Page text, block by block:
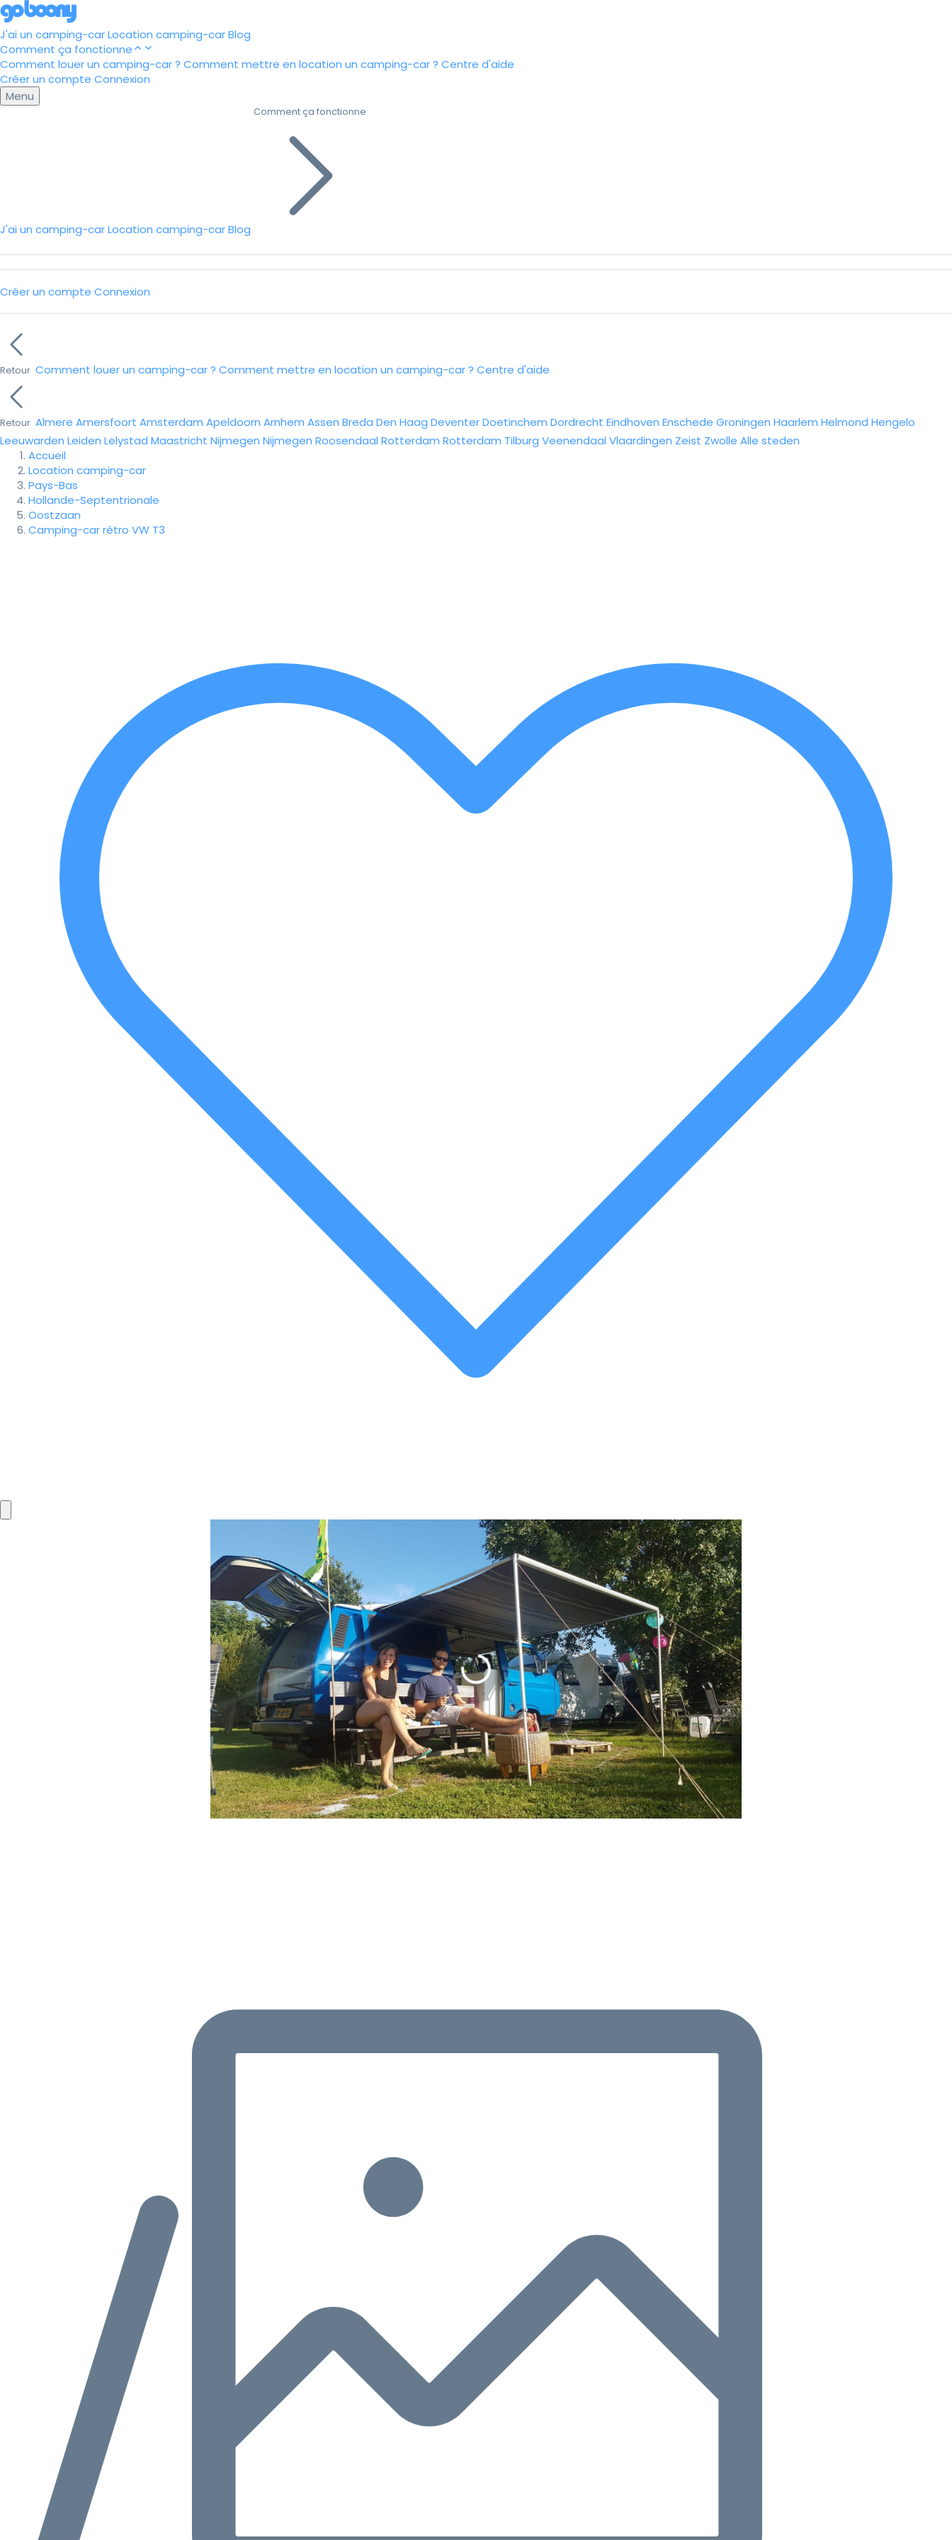
J'ai un camping-carLocation camping-carBlog
Comment ça fonctionne
Comment louer un camping-car ? Comment mettre en location un camping-car ? Centre d'aide
Créer un compte Connexion
Menu
J'ai un camping-carLocation camping-carBlog
Comment ça fonctionne
Créer un compte Connexion
Retour Comment louer un camping-car ? Comment mettre en location un camping-car ? Centre d'aide
Retour Almere Amersfoort Amsterdam Apeldoorn Arnhem Assen Breda Den Haag DeventerDoetinchem Dordrecht Eindhoven Enschede Groningen Haarlem Helmond Hengelo
Leeuwarden Leiden Lelystad Maastricht Nijmegen Nijmegen Roosendaal Rotterdam Rotterdam Tilburg Veenendaal Vlaardingen Zeist Zwolle Alle steden
Accueil
Location camping-car
Pays-Bas
Hollande-Septentrionale
Oostzaan
Camping-car rétro VW T3